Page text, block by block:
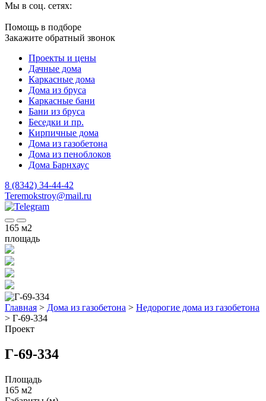
Мы в соц. сетях:
Помощь в подборе
Закажите обратный звонок
Проекты и цены
Дачные дома
Каркасные дома
Дома из бруса
Каркасные бани
Бани из бруса
Беседки и пр.
Кирпичные дома
Дома из газобетона
Дома из пеноблоков
Дома Барнхаус
8 (8342) 34-44-42
Teremokstroy@mail.ru
165 м2
площадь
Главная > Дома из газобетона > Недорогие дома из газобетона
> Г-69-334
Проект
Г-69-334
Площадь
165 м2